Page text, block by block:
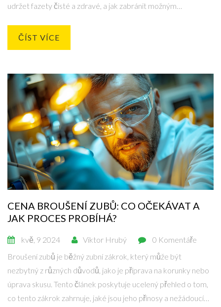
udržet fazety čisté a zdravé, a jak zabránit možným
čisticích prostředcích a technikách čištění specifických pro
každý nositel fazet.
ČÍST VÍCE
CENA BROUŠENÍ ZUBŮ: CO OČEKÁVAT A
JAK PROCES PROBÍHÁ?
kvě, 9 2024 Viktor Hrubý
0 Komentáře
Broušení zubů je běžný zubní zákrok, který může být
nezbytný z různých důvodů, jako je příprava na korunky nebo
úprava skusu. Tento článek poskytuje ucelený přehled o tom,
co tento zákrok zahrnuje, jaké jsou jeho přínosy a nežádoucí